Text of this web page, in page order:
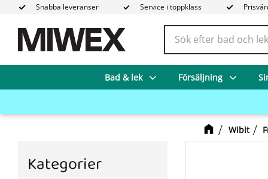
Snabba leveranser Service i toppklass
Bad & lek Försäljning
Wibit
Kategorier